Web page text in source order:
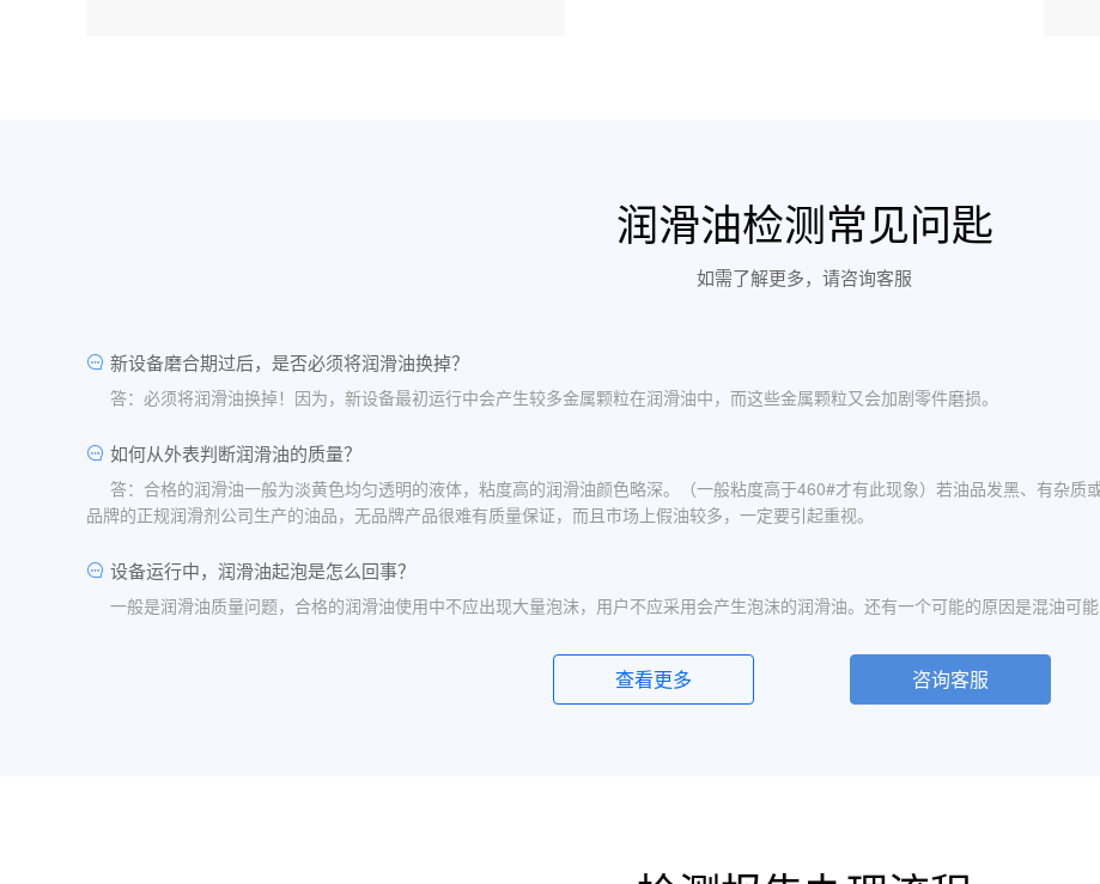
润滑油检测常见问匙
如需了解更多，请咨询客服
新设备磨合期过后，是否必须将润滑油换掉？
答：必须将润滑油换掉！因为，新设备最初运行中会产生较多金属颗粒在润滑油中，而这些金属颗粒又会加剧零件磨损。
如何从外表判断润滑油的质量？
答：合格的润滑油一般为淡黄色均匀透明的液体，粘度高的润滑油颜色略深。（一般粘度高于460#才有此现象）若油品发黑、有杂
品牌的正规润滑剂公司生产的油品，无品牌产品很难有质量保证，而且市场上假油较多，一定要引起重视。
设备运行中，润滑油起泡是怎么回事？
一般是润滑油质量问题，合格的润滑油使用中不应出现大量泡沫，用户不应采用会产生泡沫的润滑油。还有一个可能的原因是混油可
答：一般情况下油品发白是由于油箱进水后造成的，是乳化现象，应避免水进入润滑油箱体或避免雨水进入已开封的油桶中。具体操
查看更多 咨询客服